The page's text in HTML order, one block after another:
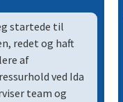
startede til
redet og haft
af
ved Ida
team og